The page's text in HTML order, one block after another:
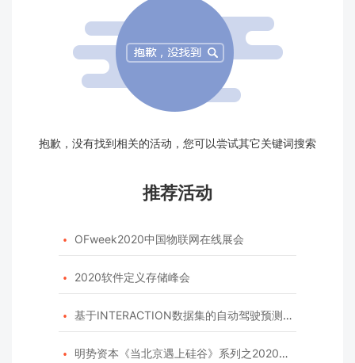
抱歉，没有找到相关的活动，您可以尝试其它关键词搜索
推荐活动
 OFweek2020中国物联网在线展会
 2020软件定义存储峰会
 基于INTERACTION数据集的自动驾驶预测模型挑战赛
 明势资本《当北京遇上硅谷》系列之2020年度开源峰会